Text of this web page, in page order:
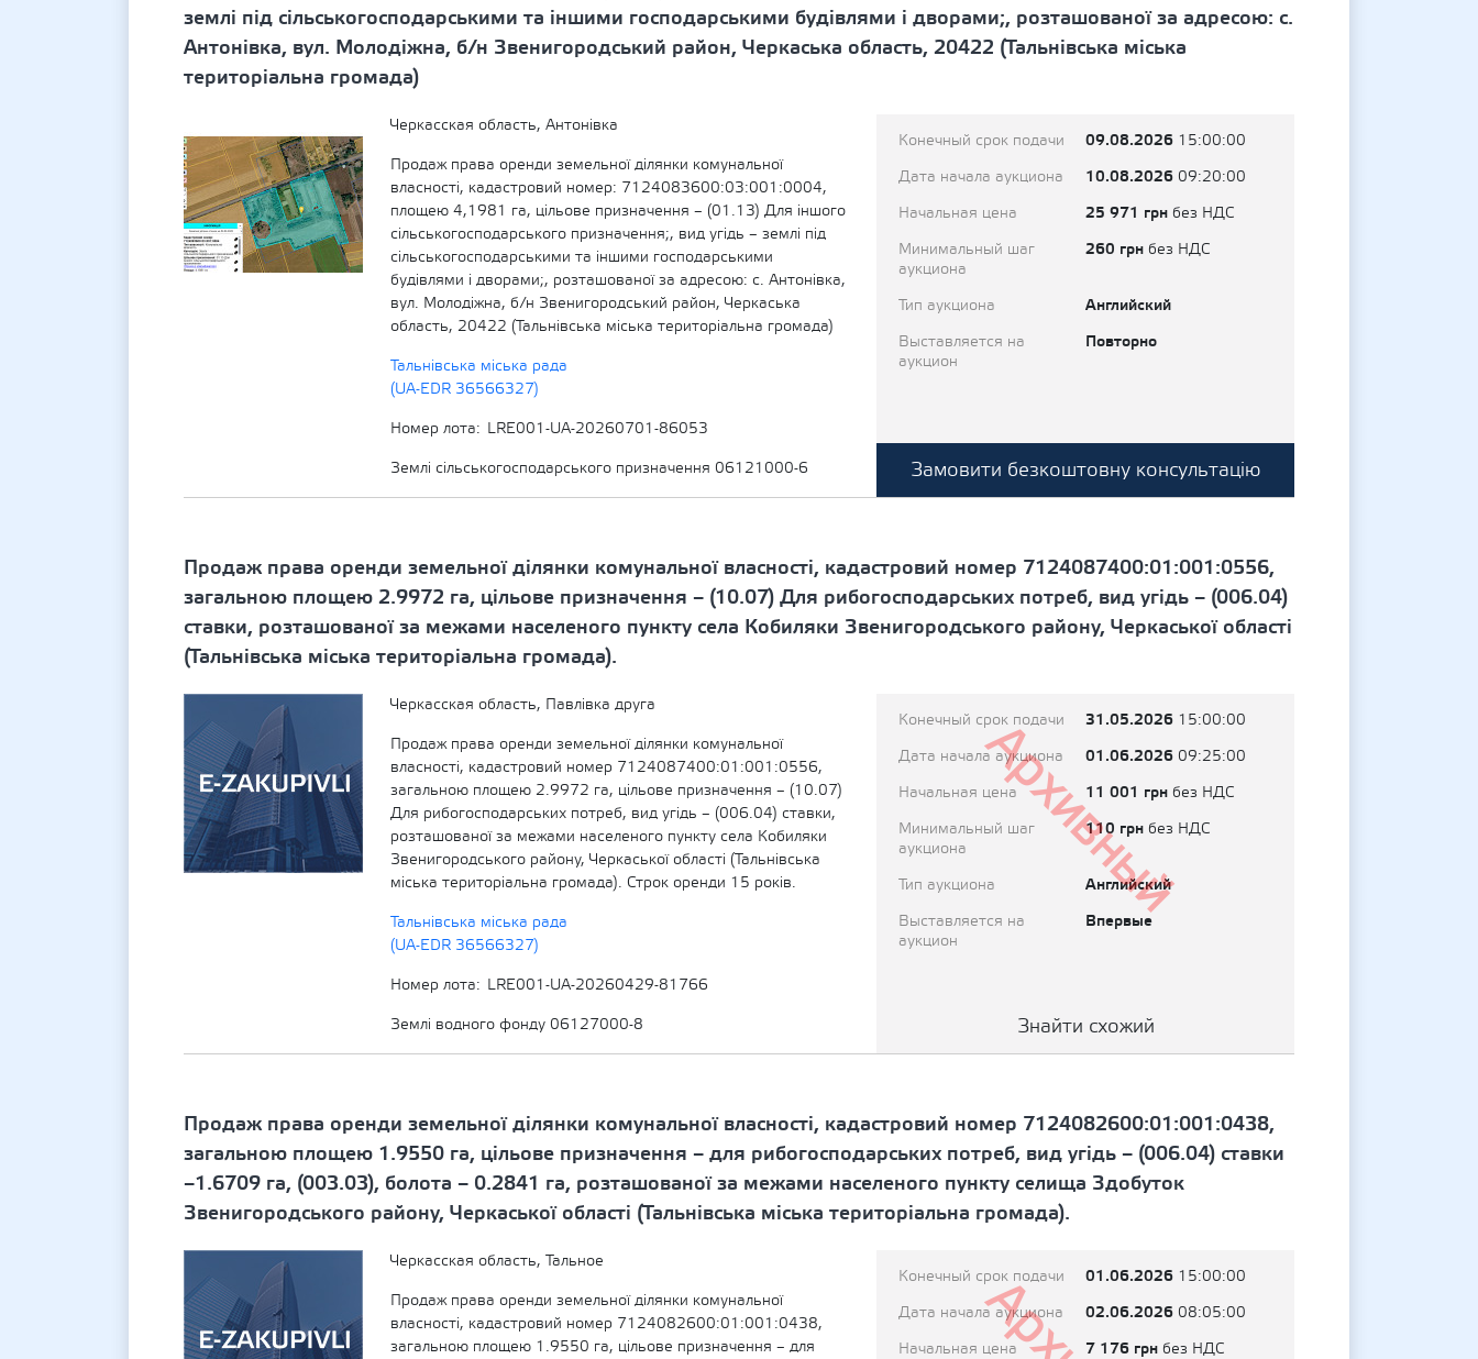
землі під сільськогосподарськими та іншими господарськими будівлями і дворами;, розташованої за адресою: с.
Антонівка, вул. Молодіжна, б/н Звенигородський район, Черкаська область, 20422 (Тальнівська міська
територіальна громада)
Черкасская область, Антонівка
Продаж права оренди земельної ділянки комунальної
власності, кадастровий номер: 7124083600:03:001:0004,
площею 4,1981 га, цільове призначення – (01.13) Для іншого
сільськогосподарського призначення;, вид угідь – землі під
сільськогосподарськими та іншими господарськими
будівлями і дворами;, розташованої за адресою: с. Антонівка,
вул. Молодіжна, б/н Звенигородський район, Черкаська
область, 20422 (Тальнівська міська територіальна громада)
Тальнівська міська рада
(UA-EDR 36566327)
Номер лота
LRE001-UA-20260701-86053
Землі сільськогосподарського призначення 06121000-6
Конечный срок подачи 09.08.2026 15:00:00
Дата начала аукциона
10.08.2026 09:20:00
Начальная цена
25 971 грн без НДС
Минимальный шаг
аукциона
260 грн без НДС
Тип аукциона Английский
Выставляется на
аукцион
Повторно
Замовити безкоштовну консультацію
Продаж права оренди земельної ділянки комунальної власності, кадастровий номер 7124087400:01:001:0556,
загальною площею 2.9972 га, цільове призначення – (10.07) Для рибогосподарських потреб, вид угідь – (006.04)
ставки, розташованої за межами населеного пункту села Кобиляки Звенигородського району, Черкаської області
(Тальнівська міська територіальна громада).
Черкасская область, Павлівка друга
Продаж права оренди земельної ділянки комунальної
власності, кадастровий номер 7124087400:01:001:0556,
загальною площею 2.9972 га, цільове призначення – (10.07)
Для рибогосподарських потреб, вид угідь – (006.04) ставки,
розташованої за межами населеного пункту села Кобиляки
Звенигородського району, Черкаської області (Тальнівська
міська територіальна громада). Строк оренди 15 років.
Тальнівська міська рада
(UA-EDR 36566327)
Номер лота
LRE001-UA-20260429-81766
Землі водного фонду 06127000-8
Архивный
Конечный срок подачи 31.05.2026 15:00:00
Дата начала аукциона
01.06.2026 09:25:00
Начальная цена
11 001 грн без НДС
Минимальный шаг
аукциона
110 грн без НДС
Тип аукциона Английский
Выставляется на
аукцион
Впервые
Знайти схожий
Продаж права оренди земельної ділянки комунальної власності, кадастровий номер 7124082600:01:001:0438,
загальною площею 1.9550 га, цільове призначення – для рибогосподарських потреб, вид угідь – (006.04) ставки
–1.6709 га, (003.03), болота – 0.2841 га, розташованої за межами населеного пункту селища Здобуток
Звенигородського району, Черкаської області (Тальнівська міська територіальна громада).
Черкасская область, Тальное
Продаж права оренди земельної ділянки комунальної
власності, кадастровий номер 7124082600:01:001:0438,
загальною площею 1.9550 га, цільове призначення – для
Конечный срок подачи 01.06.2026 15:00:00
Дата начала аукциона
02.06.2026 08:05:00
Начальная цена
7 176 грн без НДС